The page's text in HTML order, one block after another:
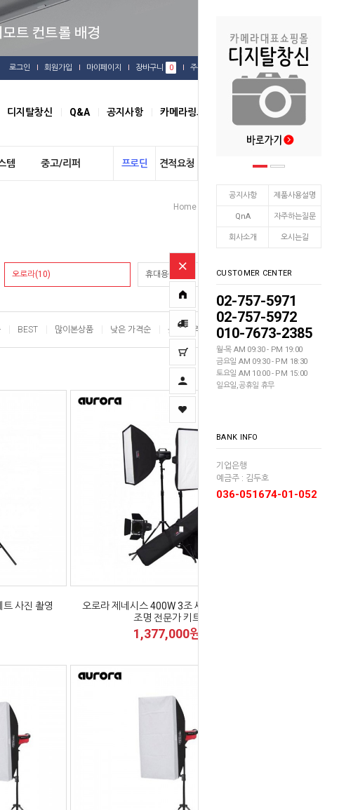
공지사항 제품사용설명
QnA 자주하는질문
회사소개 오시는길
CUSTOMER CENTER
02-757-5971
02-757-5972
010-7673-2385
월-목 AM 09:30 - PM 19:00
금요일 AM 09:30 - PM 18:30
토요일 AM 10:00 - PM 15:00
일요일,공휴일 휴무
BANK INFO
기업은행
예금주 : 김두호
036-051674-01-052
로그인 회원가입 마이페이지 장바구니 0 주문배송 관심상품
디지탈창신 Q&A 공지사항 카메라링크
템 중고/리퍼 프로딘 견적요청
Home
오로라(10) 휴대용출사(2)
BEST 많이본상품 낮은 가격순 높은 가격순 이름순
사진 촬영
오로라 제네시스 400W 3조 세트 사진 촬영
조명 전문가 키트
1,377,000원